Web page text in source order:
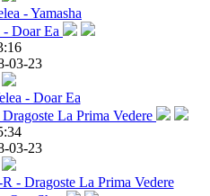
- Yamasha
03-23
- Doar Ea
03-23
- Dragoste La Prima Vedere